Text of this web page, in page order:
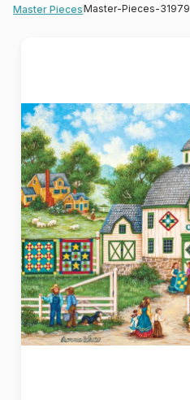
Master PiecesMaster-Pieces-31979